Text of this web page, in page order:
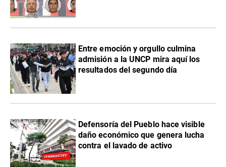
Entre emoción y orgullo culmina
admisión a la UNCP mira aquí los
resultados del segundo día
Defensoría del Pueblo hace visible
daño económico que genera lucha
contra el lavado de activo